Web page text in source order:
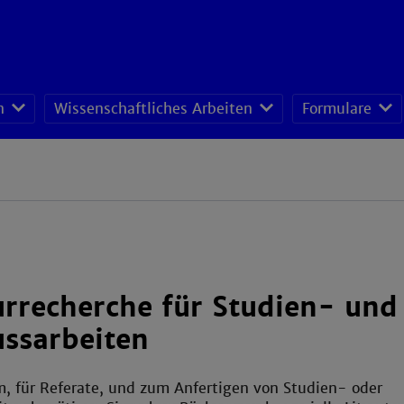
Wissenschaftliches Arbeiten Formulare
für Studien- und
für Referate, und zum Anfertigen von Studien- oder